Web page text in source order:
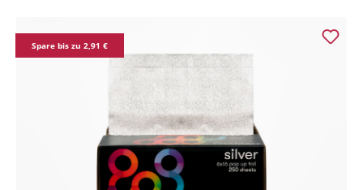
Spare bis zu 2,91 €